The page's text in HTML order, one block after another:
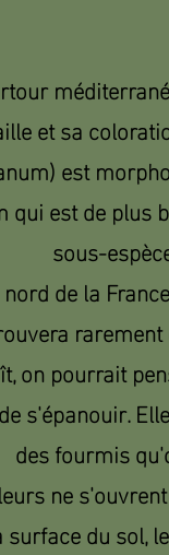
et sa
est
est de plus
sous-
de la
on pourrait
s'épanouir.
des fourmis
ne
du sol,